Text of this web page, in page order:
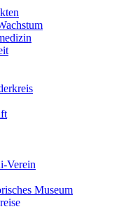
Verein
Museum